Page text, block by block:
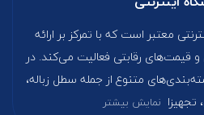
معتبر است که با تمرکز بر ارائه
قیمت‌های رقابتی فعالیت می‌کند. در
متنوع از جمله سطل زباله،
نمایش بیشتر